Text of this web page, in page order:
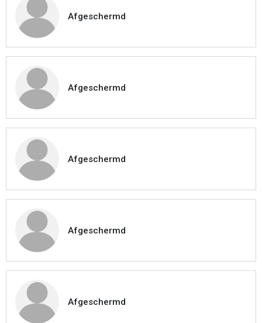
Afgeschermd
Afgeschermd
Afgeschermd
Afgeschermd
Afgeschermd